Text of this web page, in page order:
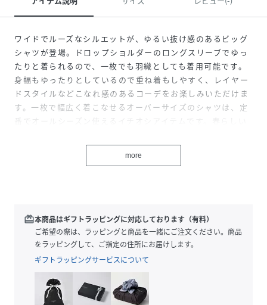
ワイドでルーズなシルエットが、ゆるい抜け感のあるビッグ
シャツが登場。ドロップショルダーのロングスリーブでゆっ
たりと着られるので、一枚でも羽織としても着用可能です。
身幅もゆったりとしているので重ね着もしやすく、レイヤー
ドスタイルなどこなれ感のあるコーデをお楽しみいただけま
す。一枚で幅広く着こなせるオーバーサイズのシャツは、定
番でオールシーズン使えるイチオシアイテムです。春らしい
ラルな柔らかさとシワ感を出しています。
こちらの商品は同素材でパンツも展開しています。
【marmors】cocoonpants/0225103016
--------------------------------------
透け感：なし
more
redeem本商品はギフトラッピングに対応しております（有料）
ご希望の際は、ラッピングと商品を一緒にご注文ください。商品
をラッピングして、ご指定の住所にお届けします。
ギフトラッピングサービスについて